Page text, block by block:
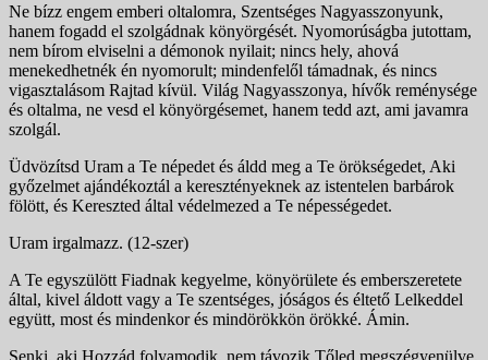
Ne bízz engem emberi oltalomra, Szentséges Nagyasszo­nyunk,
hanem fogadd el szolgádnak könyörgését. Nyomo­rúságba jutottam,
nem bírom elviselni a démonok nyilait; nincs hely, ahová
menekedhetnék én nyomorult; minden­felől támadnak, és nincs
vigasztalásom Rajtad kívül. Világ Nagyasszonya, hívők reménysége
és oltalma, ne vesd el könyörgésemet, hanem tedd azt, ami javamra
szolgál.
Üdvözítsd Uram a Te népedet és áldd meg a Te örökségedet, Aki
győzelmet ajándékoztál a keresztényeknek az istentelen barbárok
fölött, és Kereszted által védelmezed a Te népességedet.
Uram irgalmazz. (12-szer)
A Te egyszülött Fiadnak kegyelme, könyörülete és emberszeretete
által, kivel áldott vagy a Te szentséges, jóságos és éltető Lelkeddel
együtt, most és mindenkor és mindörökkön örökké. Ámin.
Senki, aki Hozzád folyamodik, nem távozik Tőled meg­szégyenülve,